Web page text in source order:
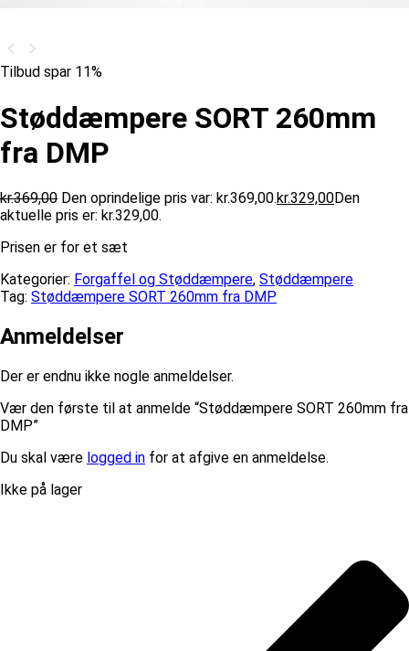
Tilbud spar 11%
Støddæmpere SORT 260mm
fra DMP
kr.369,00 Den oprindelige pris var: kr.369,00.kr.329,00Den
aktuelle pris er: kr.329,00.
Prisen er for et sæt
Kategorier: Forgaffel og Støddæmpere, Støddæmpere
Tag: Støddæmpere SORT 260mm fra DMP
Anmeldelser
Der er endnu ikke nogle anmeldelser.
Vær den første til at anmelde “Støddæmpere SORT 260mm fra
DMP”
Du skal være logged in for at afgive en anmeldelse.
Ikke på lager